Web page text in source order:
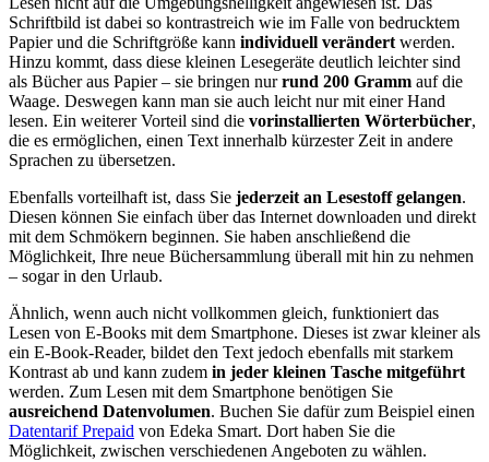
Schriftbild ist dabei so kontrastreich wie im Falle von bedrucktem
Papier und die Schriftgröße kann individuell verändert werden.
Hinzu kommt, dass diese kleinen Lesegeräte deutlich leichter sind
als Bücher aus Papier – sie bringen nurrund 200 Gramm auf die
Waage. Deswegen kann man sie auch leicht nur mit einer Hand
lesen. Ein weiterer Vorteil sind die vorinstallierten Wörterbücher,
die es ermöglichen, einen Text innerhalb kürzester Zeit in andere
Sprachen zu übersetzen.
Ebenfalls vorteilhaft ist, dass Sie jederzeit an Lesestoff gelangen.
Diesen können Sie einfach über das Internet downloaden und direkt
mit dem Schmökern beginnen. Sie haben anschließend die
Möglichkeit, Ihre neue Büchersammlung überall mit hin zu nehmen
– sogar in den Urlaub.
Ähnlich, wenn auch nicht vollkommen gleich, funktioniert das
Lesen von E-Books mit dem Smartphone. Dieses ist zwar kleiner als
ein E-Book-Reader, bildet den Text jedoch ebenfalls mit starkem
Kontrast ab und kann zudem in jeder kleinen Tasche mitgeführt
werden. Zum Lesen mit dem Smartphone benötigen Sie
ausreichend Datenvolumen. Buchen Sie dafür zum Beispiel einen
Datentarif Prepaid von Edeka Smart. Dort haben Sie die
Möglichkeit, zwischen verschiedenen Angeboten zu wählen.